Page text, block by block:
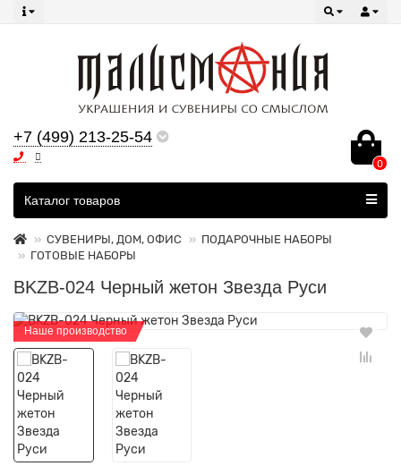
+7 (499) 213-25-54
0
Все категории
Каталог товаров
СУВЕНИРЫ, ДОМ, ОФИС
ПОДАРОЧНЫЕ НАБОРЫ
ГОТОВЫЕ НАБОРЫ
BKZB-024 Черный жетон Звезда Руси
Наше производство